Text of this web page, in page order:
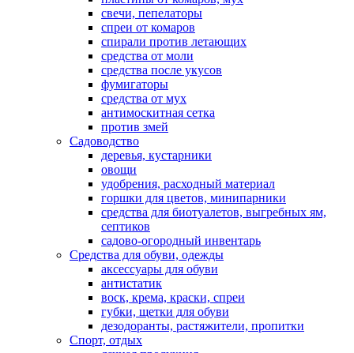
свечи, пепелаторы
спреи от комаров
спирали против летающих
средства от моли
средства после укусов
фумигаторы
средства от мух
антимоскитная сетка
против змей
Садоводство
деревья, кустарники
овощи
удобрения, расходный материал
горшки для цветов, минипарники
средства для биотуалетов, выгребных ям,
септиков
садово-огородный инвентарь
Средства для обуви, одежды
аксессуары для обуви
антистатик
воск, крема, краски, спреи
губки, щетки для обуви
дезодоранты, растяжители, пропитки
Спорт, отдых